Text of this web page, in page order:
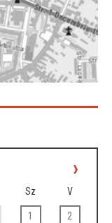
›
Sz V
1 2